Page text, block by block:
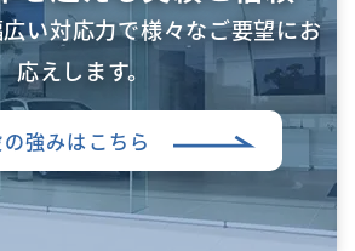
い対応力で様々なご要望にお
応えします。
強みはこちら